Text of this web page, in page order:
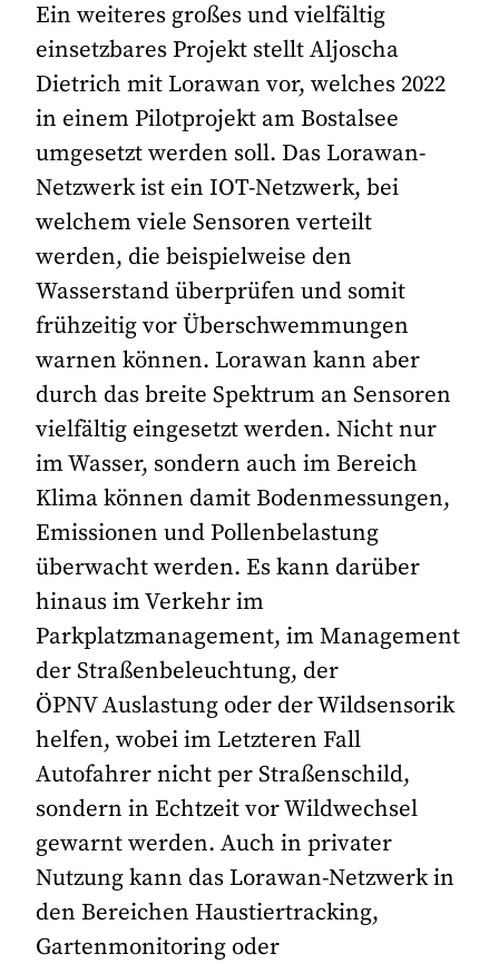
Ein weiteres großes und vielfältig
einsetzbares Projekt stellt Aljoscha
Dietrich mit Lorawan vor, welches 2022
in einem Pilotprojekt am Bostalsee
umgesetzt werden soll. Das Lorawan-
Netzwerk ist ein IOT-Netzwerk, bei
welchem viele Sensoren verteilt
werden, die beispielweise den
Wasserstand überprüfen und somit
frühzeitig vor Überschwemmungen
warnen können. Lorawan kann aber
durch das breite Spektrum an Sensoren
vielfältig eingesetzt werden. Nicht nur
im Wasser, sondern auch im Bereich
Klima können damit Bodenmessungen,
Emissionen und Pollenbelastung
überwacht werden. Es kann darüber
hinaus im Verkehr im
Parkplatzmanagement, im Management
der Straßenbeleuchtung, der
ÖPNV Auslastung oder der Wildsensorik
helfen, wobei im Letzteren Fall
Autofahrer nicht per Straßenschild,
sondern in Echtzeit vor Wildwechsel
gewarnt werden. Auch in privater
Nutzung kann das Lorawan-Netzwerk in
den Bereichen Haustiertracking,
Gartenmonitoring oder